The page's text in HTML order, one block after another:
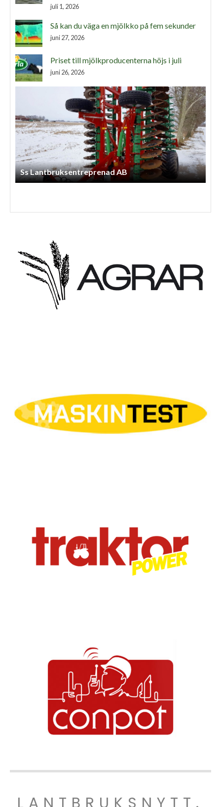
juli 1, 2026
Så kan du väga en mjölkko på fem sekunder
juni 27, 2026
Priset till mjölkproducenterna höjs i juli
juni 26, 2026
Henriks Entreprenad